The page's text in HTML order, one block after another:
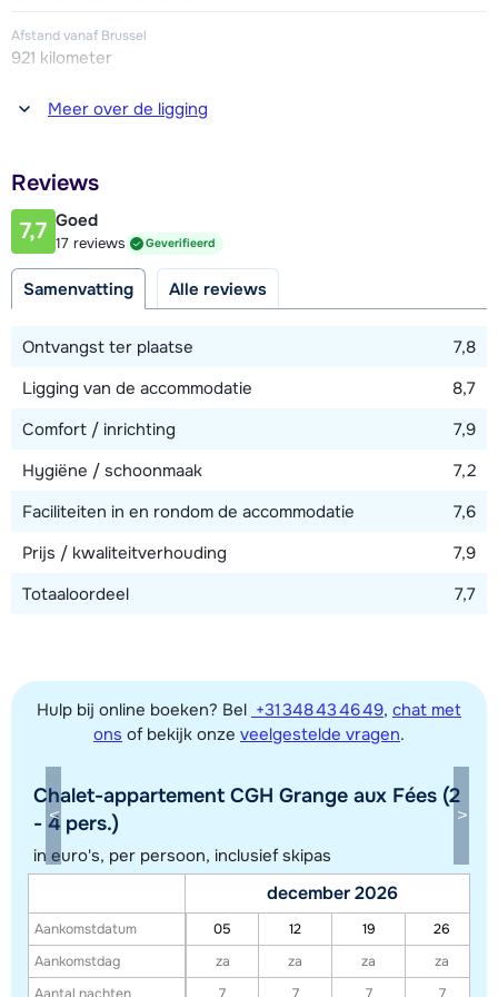
Afstand vanaf Brussel
921 kilometer
Afstand tot winkel(s)
800 meter
800 meter
Afstand tot piste
5 - 25 meter
Toon alle accommodaties in dit gebied
Deze kaart geeft een indicatie van de ligging van onze accommodaties. De
exacte locatie kan enigszins afwijken.
Meer over de ligging
Reviews
7,7 Goed
17 reviews Geverifieerd
Samenvatting Alle reviews
Ontvangst ter plaatse
7,8
Ligging van de accommodatie
8,7
Comfort / inrichting
7,9
Hygiëne / schoonmaak
7,2
Faciliteiten in en rondom de accommodatie
7,6
Prijs / kwaliteitverhouding
7,9
Totaaloordeel
7,7
Hulp bij online boeken? Bel +31 348 43 46 49, chat met
ons of bekijk onze veelgestelde vragen.
Chalet-appartement CGH Grange aux Fées (2
- 4 pers.)
in euro's, per persoon, inclusief skipas
Aankomstdatum
Aankomstdag
december 2026
05 12 19
26
za
za za
za